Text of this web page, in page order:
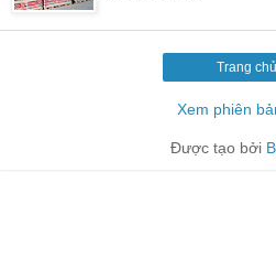
Trang chủ
Xem phiên
Được tạo bởi